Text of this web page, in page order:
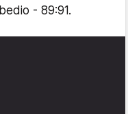
- 89:91.